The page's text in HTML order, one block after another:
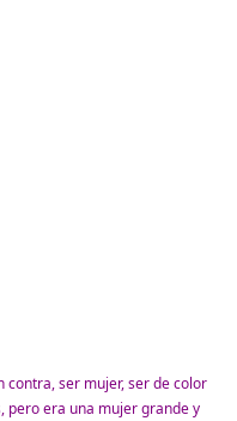
contra, ser mujer, ser de color
pero era una mujer grande y